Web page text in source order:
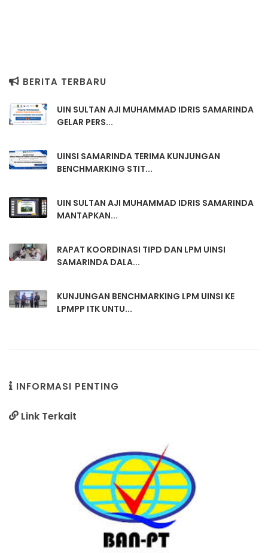
BERITA TERBARU
UIN SULTAN AJI MUHAMMAD IDRIS SAMARINDA
GELAR PERS...
UINSI SAMARINDA TERIMA KUNJUNGAN
BENCHMARKING STIT...
UIN SULTAN AJI MUHAMMAD IDRIS SAMARINDA
MANTAPKAN...
RAPAT KOORDINASI TIPD DAN LPM UINSI
SAMARINDA DALA...
KUNJUNGAN BENCHMARKING LPM UINSI KE
LPMPP ITK UNTU...
INFORMASI PENTING
Link Terkait